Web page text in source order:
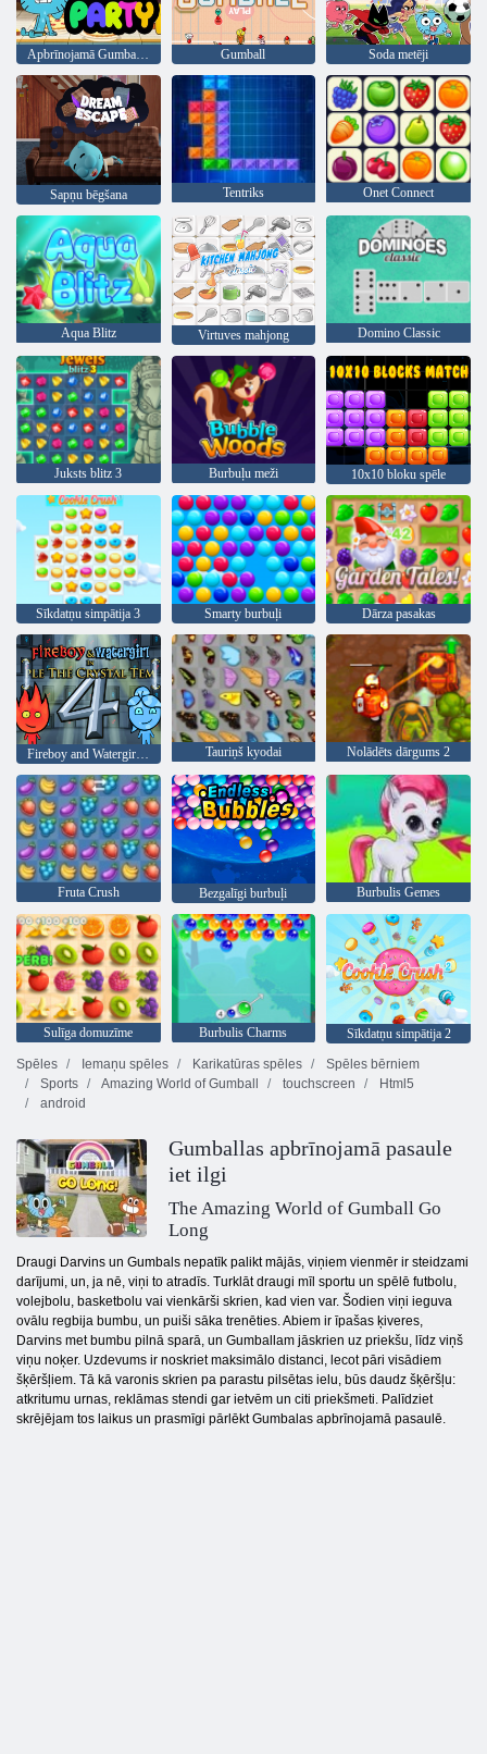
Apbrīnojamā Gumball pasaules biljarda ballīte Gumball Soda metēji
Sapņu bēgšana Tentriks Onet Connect
Aqua Blitz Virtuves mahjong Domino Classic
Juksts blitz 3 Burbuļu meži 10x10 bloku spēle
Sīkdatņu simpātija 3 Smarty burbuļi Dārza pasakas
Tauriņš kyodai Nolādēts dārgums 2
Fruta Crush Bezgalīgi burbuļi Burbulis Gemes
Sulīga domuzīme Burbulis Charms
Sīkdatņu simpātija 2
Spēles
Iemaņu spēles Karikatūras spēles
Spēles bērniem
Sports
Amazing World of Gumball touchscreen
Html5
android
Gumballas apbrīnojamā pasaule
iet ilgi
The Amazing World of Gumball Go
Long
Draugi Darvins un Gumbals nepatīk palikt mājās, viņiem vienmēr ir steidzami
darījumi, un, ja nē, viņi to atradīs. Turklāt draugi mīl sportu un spēlē futbolu,
volejbolu, basketbolu vai vienkārši skrien, kad vien var. Šodien viņi ieguva
ovālu regbija bumbu, un puiši sāka trenēties. Abiem ir īpašas ķiveres,
Darvins met bumbu pilnā sparā, un Gumballam jāskrien uz priekšu, līdz viņš
viņu noķer. Uzdevums ir noskriet maksimālo distanci, lecot pāri visādiem
šķēršļiem. Tā kā varonis skrien pa parastu pilsētas ielu, būs daudz šķēršļu:
atkritumu urnas, reklāmas stendi gar ietvēm un citi priekšmeti. Palīdziet
skrējējam tos laikus un prasmīgi pārlēkt Gumbalas apbrīnojamā pasaulē.